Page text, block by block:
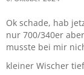
Ok schade, hab
nur 700/340er
musste bei mir
kleiner Wischer